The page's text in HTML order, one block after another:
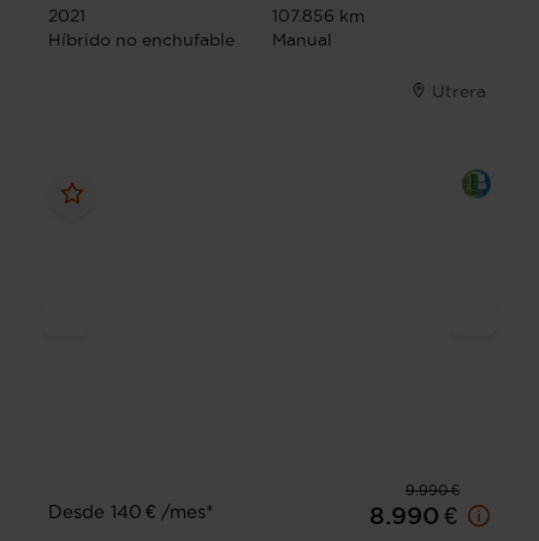
2021
107.856 km
Híbrido no enchufable
Manual
Utrera
9.990 €
Desde 140 € /mes*
8.990 €